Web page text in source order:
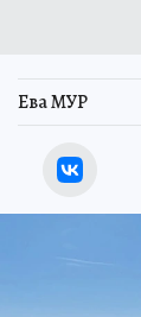
Ева МУР